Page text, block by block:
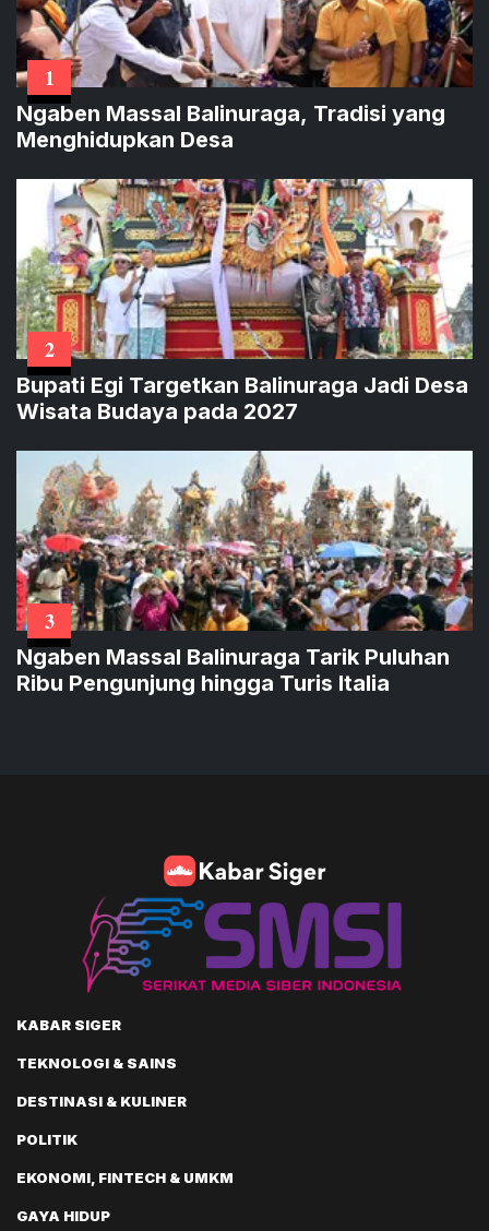
1
Ngaben Massal Balinuraga, Tradisi yang
Menghidupkan Desa
2
Bupati Egi Targetkan Balinuraga Jadi Desa
Wisata Budaya pada 2027
3
Ngaben Massal Balinuraga Tarik Puluhan
Ribu Pengunjung hingga Turis Italia
KABAR SIGER
TEKNOLOGI & SAINS
DESTINASI & KULINER
POLITIK
EKONOMI, FINTECH & UMKM
GAYA HIDUP